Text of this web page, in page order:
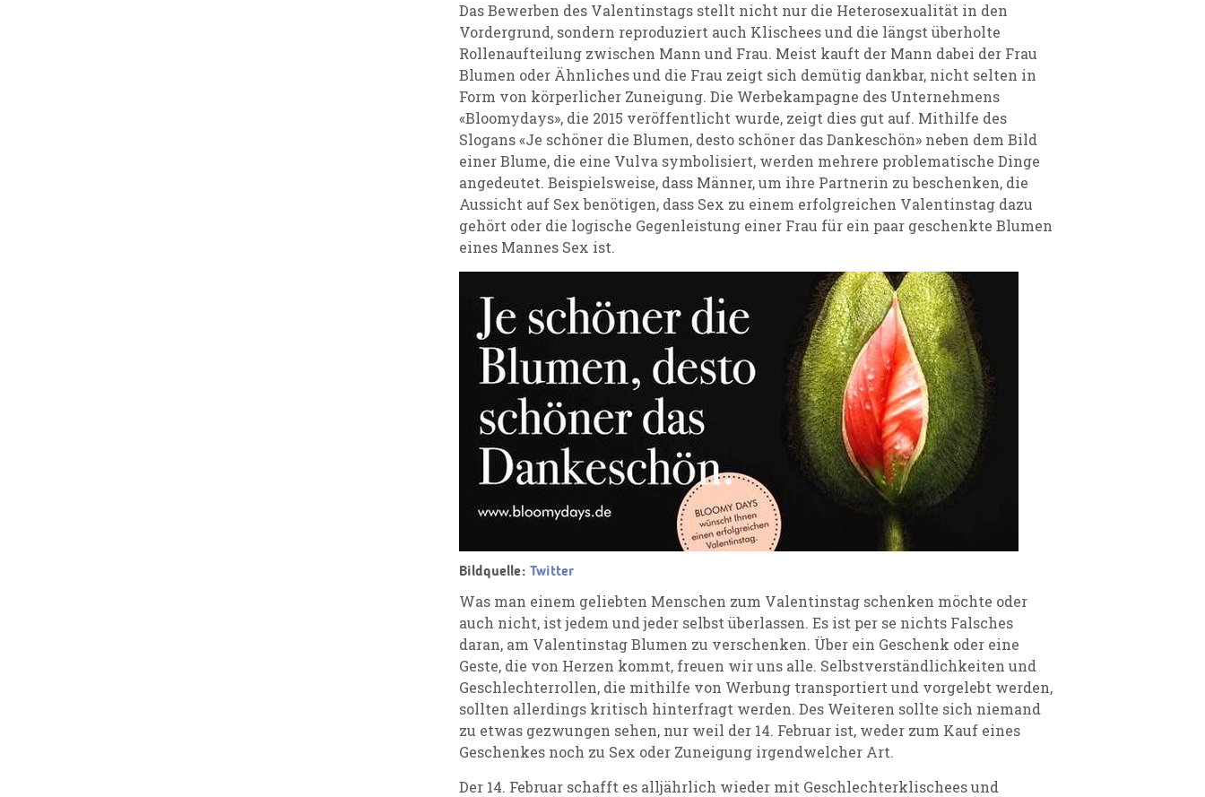
Das Bewerben des Valentinstags stellt nicht nur die Heterosexualität in den
Vordergrund, sondern reproduziert auch Klischees und die längst überholte
Rollenaufteilung zwischen Mann und Frau. Meist kauft der Mann dabei der Frau
Blumen oder Ähnliches und die Frau zeigt sich demütig dankbar, nicht selten in
Form von körperlicher Zuneigung. Die Werbekampagne des Unternehmens
«Bloomydays», die 2015 veröffentlicht wurde, zeigt dies gut auf. Mithilfe des
Slogans «Je schöner die Blumen, desto schöner das Dankeschön» neben dem Bild
einer Blume, die eine Vulva symbolisiert, werden mehrere problematische Dinge
angedeutet. Beispielsweise, dass Männer, um ihre Partnerin zu beschenken, die
Aussicht auf Sex benötigen, dass Sex zu einem erfolgreichen Valentinstag dazu
gehört oder die logische Gegenleistung einer Frau für ein paar geschenkte Blumen
eines Mannes Sex ist.
Bildquelle: Twitter
Was man einem geliebten Menschen zum Valentinstag schenken möchte oder
auch nicht, ist jedem und jeder selbst überlassen. Es ist per se nichts Falsches
daran, am Valentinstag Blumen zu verschenken. Über ein Geschenk oder eine
Geste, die von Herzen kommt, freuen wir uns alle. Selbstverständlichkeiten und
Geschlechterrollen, die mithilfe von Werbung transportiert und vorgelebt werden,
sollten allerdings kritisch hinterfragt werden. Des Weiteren sollte sich niemand
zu etwas gezwungen sehen, nur weil der 14. Februar ist, weder zum Kauf eines
Geschenkes noch zu Sex oder Zuneigung irgendwelcher Art.
Der 14. Februar schafft es alljährlich wieder mit Geschlechterklischees und